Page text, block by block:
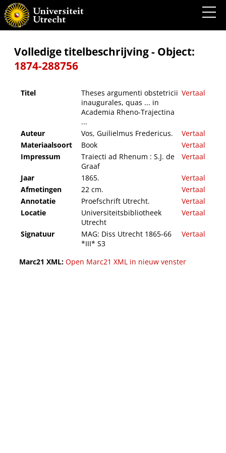
Theses argumenti obstetricii inaugurales, quas ... in Academia Rheno-Trajectina ...
Volledige titelbeschrijving - Object:
1874-288756
Titel
Theses argumenti obstetricii
inaugurales, quas ... in
Academia Rheno-Trajectina
...
Vertaal
Auteur Vos, Guilielmus Fredericus.
Vertaal
Materiaalsoort
Book
Vertaal
Impressum
Traiecti ad Rhenum : S.J. de
Graaf
Vertaal
Jaar 1865.
Vertaal
Afmetingen
22 cm.
Vertaal
Annotatie
Proefschrift Utrecht.
Vertaal
Locatie
Universiteitsbibliotheek
Utrecht
Vertaal
Signatuur
MAG: Diss Utrecht 1865-66
*III* S3
Vertaal
Marc21 XML: Open Marc21 XML in nieuw venster